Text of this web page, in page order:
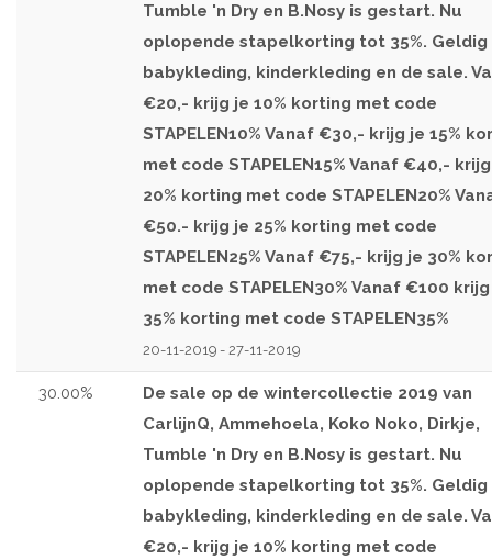
Tumble 'n Dry en B.Nosy is gestart. Nu
oplopende stapelkorting tot 35%. Geldig
babykleding, kinderkleding en de sale.
€20,- krijg je 10% korting met code
STAPELEN10% Vanaf €30,- krijg je 15%
met code STAPELEN15% Vanaf €40,-
20% korting met code STAPELEN20%
€50.- krijg je 25% korting met code
STAPELEN25% Vanaf €75,- krijg je 30%
met code STAPELEN30% Vanaf €100
35% korting met code STAPELEN35%
20-11-2019 - 27-11-2019
30.00%
De sale op de wintercollectie 2019 van
CarlijnQ, Ammehoela, Koko Noko, Dirkje,
Tumble 'n Dry en B.Nosy is gestart. Nu
oplopende stapelkorting tot 35%. Geldig
babykleding, kinderkleding en de sale.
€20,- krijg je 10% korting met code